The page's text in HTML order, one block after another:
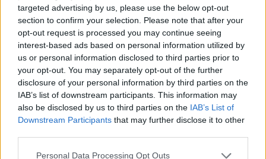
targeted advertising by us, please use the below opt-out
section to confirm your selection. Please note that after your
opt-out request is processed you may continue seeing
interest-based ads based on personal information utilized by
us or personal information disclosed to third parties prior to
your opt-out. You may separately opt-out of the further
disclosure of your personal information by third parties on the
IAB’s list of downstream participants. This information may
also be disclosed by us to third parties on the IAB’s List of
Downstream Participants that may further disclose it to other
Personal Data Processing Opt Outs